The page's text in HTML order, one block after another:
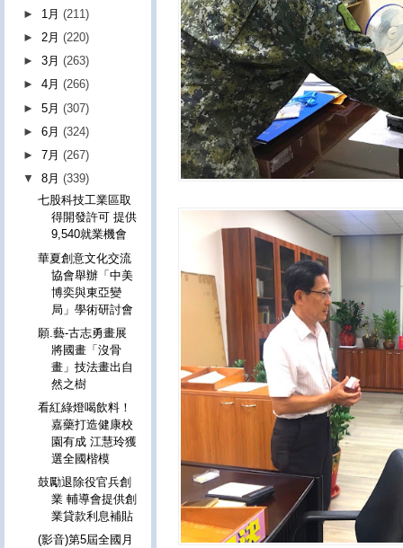
► 1月(211)
► 2月(220)
►3月(263)
►4月(266)
►5月(307)
►6月(324)
►7月(267)
▼8月(339)
七股科技工業區取
得開發許可 提供
9,540就業機會
華夏創意文化交流
協會舉辦「中美
博奕與東亞變
局」學術研討會
願.藝-古志勇畫展
將國畫「沒骨
畫」技法畫出自
然之樹
看紅綠燈喝飲料！
嘉藥打造健康校
園有成 江慧玲獲
選全國楷模
鼓勵退除役官兵創
業 輔導會提供創
業貸款利息補貼
(影音)第5屆全國月